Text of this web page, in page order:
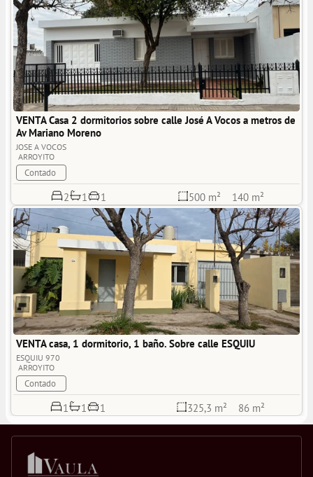
VENTA Casa 2 dormitorios sobre calle José A Vocos a metros de
Av Mariano Moreno
JOSE A VOCOS
ARROYITO
Contado
2 1 1 500 m² 140 m²
VENTA casa, 1 dormitorio, 1 baño. Sobre calle ESQUIU
ESQUIU 970
ARROYITO
Contado
1 1 1 325,3 m² 86 m²